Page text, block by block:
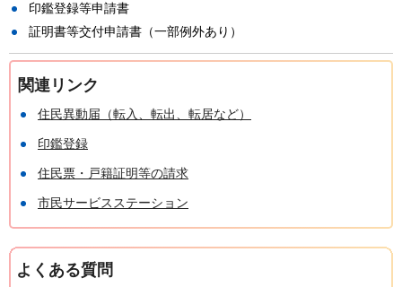
印鑑登録等申請書
証明書等交付申請書（一部例外あり）
関連リンク
住民異動届（転入、転出、転居など）
印鑑登録
住民票・戸籍証明等の請求
市民サービスステーション
よくある質問